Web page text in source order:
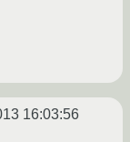
16:03:56